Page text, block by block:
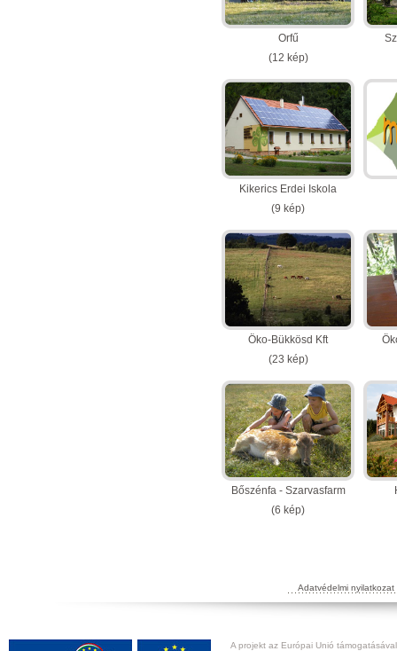
Orfű
(12 kép)
Kikerics Erdei Iskola
(9 kép)
Öko-Bükkösd Kft
(23 kép)
Bőszénfa - Szarvasfarm
(6 kép)
Adatvédelmi nyilatkozat
A projekt az Európai Unió